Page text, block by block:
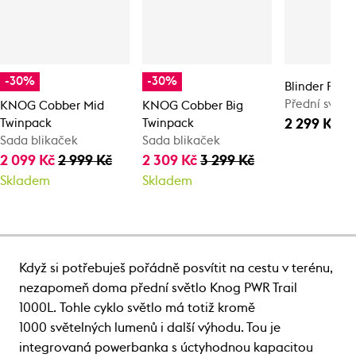
-30%
KNOG Cobber Mid
Twinpack
Sada blikaček
2 099 Kč 2 999 Kč
Skladem
-30%
KNOG Cobber Big
Twinpack
Sada blikaček
2 309 Kč3 299 Kč
Skladem
Blinder Pro
Přední
2 299 Kč
Když si potřebuješ pořádně posvítit na cestu v terénu,
nezapomeň doma přední světlo Knog PWR Trail
1000L. Tohle cyklo světlo má totiž kromě
1000 světelných lumenů i další výhodu. Tou je
integrovaná powerbanka s úctyhodnou kapacitou